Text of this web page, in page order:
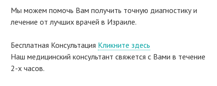
Мы можем помочь Вам получить точную диагностику и
лечение от лучших врачей в Израиле.
Бесплатная Консультация Кликните здесь
Наш медицинский консультант свяжeтся с Вами в течение
2-х часов.